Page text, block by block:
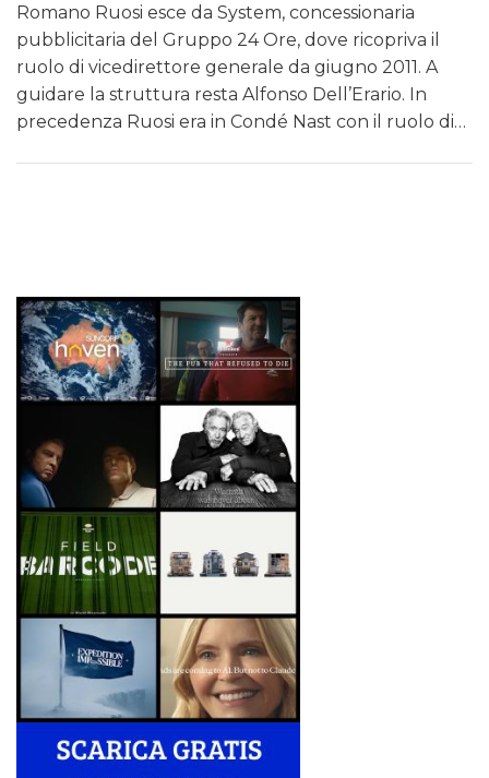
Romano Ruosi esce da System, concessionaria
pubblicitaria del Gruppo 24 Ore, dove ricopriva il
ruolo di vicedirettore generale da giugno 2011. A
guidare la struttura resta Alfonso Dell’Erario. In
precedenza Ruosi era in Condé Nast con il ruolo di…